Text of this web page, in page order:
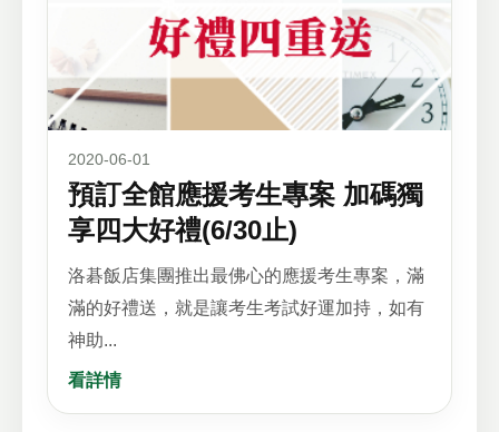
2020-06-01
預訂全館應援考生專案 加碼獨
享四大好禮(6/30止)
洛碁飯店集團推出最佛心的應援考生專案，滿
滿的好禮送，就是讓考生考試好運加持，如有
神助...
看詳情